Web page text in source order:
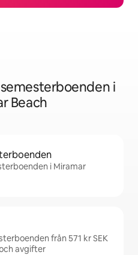
i
Beach
i Miramar
från 571 kr SEK
avgifter